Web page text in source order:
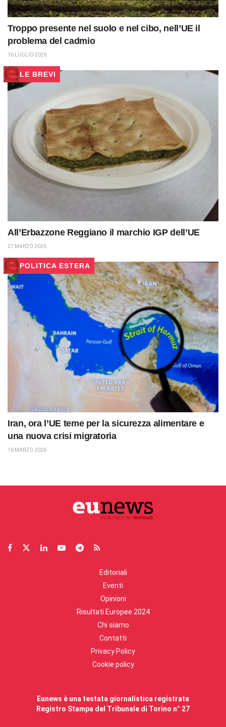
Troppo presente nel suolo e nel cibo, nell’UE il
problema del cadmio
16 LUGLIO 2026
LE BREVI
All’Erbazzone Reggiano il marchio IGP dell’UE
27 MARZO 2026
POLITICA ESTERA
Iran, ora l’UE teme per la sicurezza alimentare e
una nuova crisi migratoria
16 MARZO 2026
Editoriali
Eventi
Opinioni
Risultati Europee 2024
Chi siamo
Contatti
Privacy Policy
Cookie policy
Eunews è una testata giornalistica registrata
Registro Stampa del Tribunale di Torino n° 27